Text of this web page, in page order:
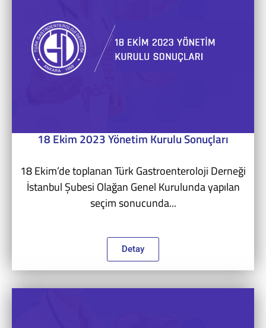
18 Ekim 2023 Yönetim Kurulu Sonuçları
18 Ekim’de toplanan Türk Gastroenteroloji Derneği
İstanbul Şubesi Olağan Genel Kurulunda yapılan
seçim sonucunda...
Detay